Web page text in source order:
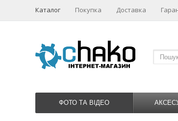
Каталог Покупка Доставка
ФОТО ТА ВІДЕО